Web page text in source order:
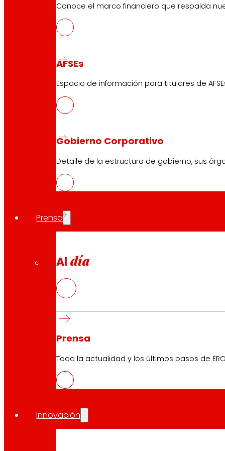
Conoce el marco financiero que respalda
AFSEs
Espacio de información para titulares de
Gobierno Corporativo
Detalle de la estructura de gobierno, sus
Prensa
Al día
Prensa
Toda la actualidad y los últimos pasos de
Innovación